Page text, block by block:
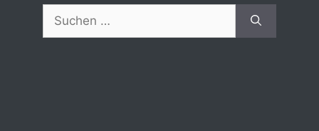
nach: